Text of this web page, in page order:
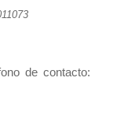
de contacto: